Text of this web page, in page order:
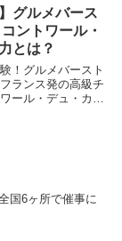
のカントリーサイ
グルメバース
ントワール・
とは？
！グルメバースト
ランス発の高級チ
ール・デュ・カカ
国6ヶ所で催事に